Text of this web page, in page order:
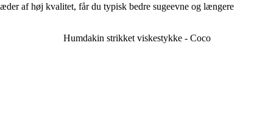
af høj kvalitet, får du typisk bedre sugeevne og længere
Humdakin strikket viskestykke - Coco